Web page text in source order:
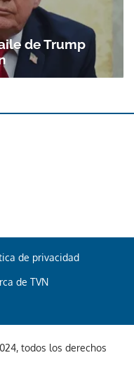
de Trump
de privacidad
de TVN
todos los derechos